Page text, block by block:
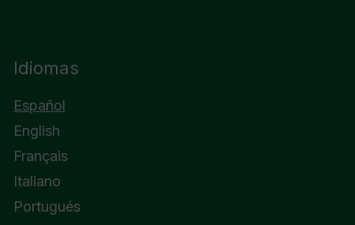
Idiomas
Español
English
Français
Italiano
Portugués